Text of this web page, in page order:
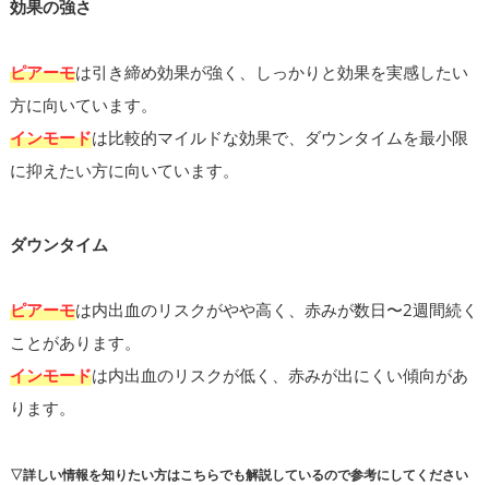
効果の強さ
ピアーモは引き締め効果が強く、しっかりと効果を実感したい
方に向いています。
インモードは比較的マイルドな効果で、ダウンタイムを最小限
に抑えたい方に向いています。
ダウンタイム
ピアーモは内出血のリスクがやや高く、赤みが数日〜2週間続く
ことがあります。
インモードは内出血のリスクが低く、赤みが出にくい傾向があ
ります。
▽詳しい情報を知りたい方はこちらでも解説しているので参考にしてください